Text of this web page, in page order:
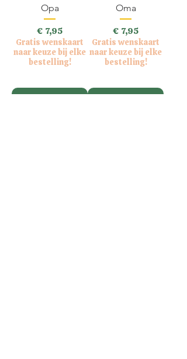
Opa
Prijs
€ 7,95
Gratis wenskaart
naar keuze bij elke
bestelling!
Oma
Prijs
€ 7,95
Gratis wenskaart
naar keuze bij elke
bestelling!